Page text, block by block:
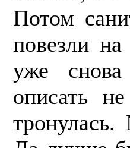
Потом
повезли
уже
описать